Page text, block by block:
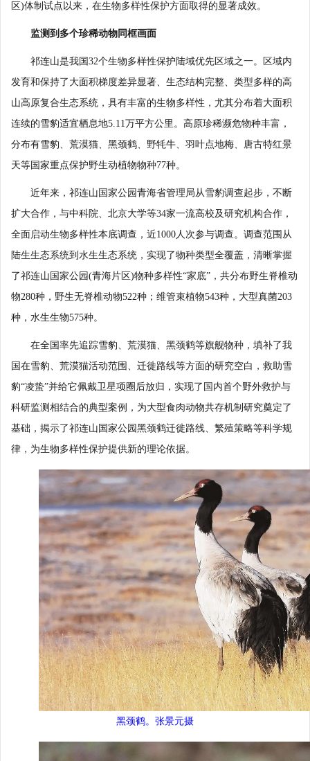
区)体制试点以来，在生物多样性保护方面取得的显著成效。
监测到多个珍稀动物同框画面
祁连山是我国32个生物多样性保护陆域优先区域之一。区域内
发育和保持了大面积梯度差异显著、生态结构完整、类型多样的高
山高原复合生态系统，具有丰富的生物多样性，尤其分布着大面积
连续的雪豹适宜栖息地5.11万平方公里。高原珍稀濒危物种丰富，
分布有雪豹、荒漠猫、黑颈鹤、野牦牛、羽叶点地梅、唐古特红景
天等国家重点保护野生动植物物种77种。
近年来，祁连山国家公园青海省管理局从雪豹调查起步，不断
扩大合作，与中科院、北京大学等34家一流高校及研究机构合作，
全面启动生物多样性本底调查，近1000人次参与调查。调查范围从
陆生生态系统到水生生态系统，实现了物种类型全覆盖，清晰掌握
了祁连山国家公园(青海片区)物种多样性“家底”，共分布野生脊椎动
物280种，野生无脊椎动物522种；维管束植物543种，大型真菌203
种，水生生物575种。
在全国率先追踪雪豹、荒漠猫、黑颈鹤等旗舰物种，填补了我
国在雪豹、荒漠猫活动范围、迁徙路线等方面的研究空白，救助雪
豹“凌蛰”并给它佩戴卫星项圈后放归，实现了国内首个野外救护与
科研监测相结合的典型案例，为大型食肉动物共存机制研究奠定了
基础，揭示了祁连山国家公园黑颈鹤迁徙路线、繁殖策略等科学规
律，为生物多样性保护提供新的理论依据。
黑颈鹤。张景元摄